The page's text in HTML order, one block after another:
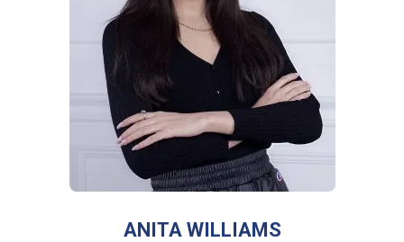
ANITA WILLIAMS